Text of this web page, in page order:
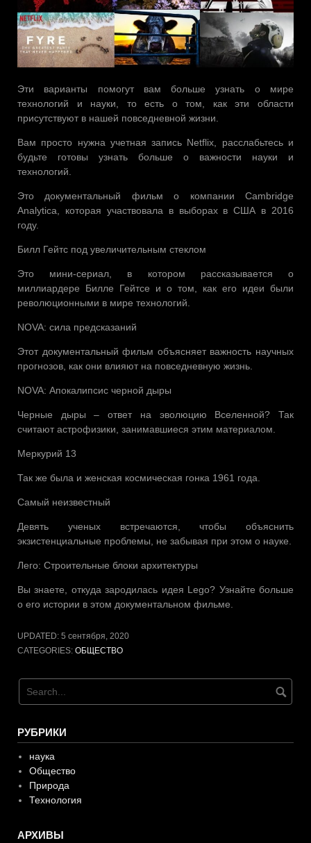
Эти варианты помогут вам больше узнать о мире
технологий и науки, то есть о том, как эти области
присутствуют в нашей повседневной жизни.
Вам просто нужна учетная запись Netflix, расслабьтесь и
будьте готовы узнать больше о важности науки и
технологий.
Это документальный фильм о компании Cambridge
Analytica, которая участвовала в выборах в США в 2016
году.
Билл Гейтс под увеличительным стеклом
Это мини-сериал, в котором рассказывается о
миллиардере Билле Гейтсе и о том, как его идеи были
революционными в мире технологий.
NOVA: сила предсказаний
Этот документальный фильм объясняет важность научных
прогнозов, как они влияют на повседневную жизнь.
NOVA: Апокалипсис черной дыры
Черные дыры – ответ на эволюцию Вселенной? Так
считают астрофизики, занимавшиеся этим материалом.
Меркурий 13
Так же была и женская космическая гонка 1961 года.
Самый неизвестный
Девять ученых встречаются, чтобы объяснить
экзистенциальные проблемы, не забывая при этом о науке.
Лего: Строительные блоки архитектуры
Вы знаете, откуда зародилась идея Lego? Узнайте больше
о его истории в этом документальном фильме.
UPDATED: 5 сентября, 2020
CATEGORIES: ОБЩЕСТВО
РУБРИКИ
наука
Общество
Природа
Технология
АРХИВЫ